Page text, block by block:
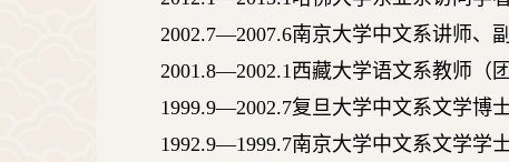
2002.7—2007.6南京大学中文系讲师、
2001.8—2002.1 西藏大学语文系教师（
1999.9—2002.7复旦大学中文系文学博
1992.9—1999.7南京大学中文系文学学